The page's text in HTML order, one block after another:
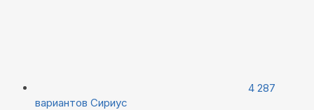
4 287
вариантов Сириус